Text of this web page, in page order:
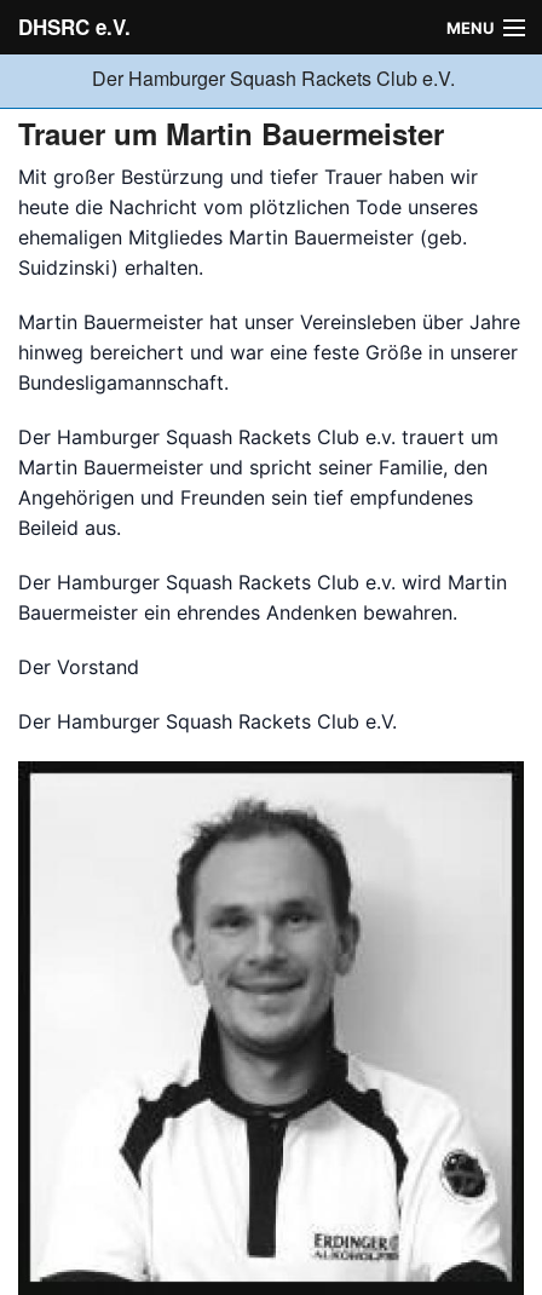
DHSRC e.V. MENU
Verein
Neuigkeiten
Ligabetrieb
Turniere
Jugend
Sponsoren
Bitte anmelden
Der Hamburger Squash Rackets Club e.V.
Trauer um Martin Bauermeister
Mit großer Bestürzung und tiefer Trauer haben wir
heute die Nachricht vom plötzlichen Tode unseres
ehemaligen Mitgliedes Martin Bauermeister (geb.
Suidzinski) erhalten.
Martin Bauermeister hat unser Vereinsleben über Jahre
hinweg bereichert und war eine feste Größe in unserer
Bundesligamannschaft.
Der Hamburger Squash Rackets Club e.v. trauert um
Martin Bauermeister und spricht seiner Familie, den
Angehörigen und Freunden sein tief empfundenes
Beileid aus.
Der Hamburger Squash Rackets Club e.v. wird Martin
Bauermeister ein ehrendes Andenken bewahren.
Der Vorstand
Der Hamburger Squash Rackets Club e.V.